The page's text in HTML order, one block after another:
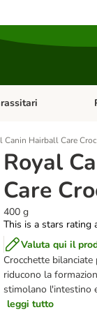
Gatti
Canin Hairball Care
Royal
Care
400 g
This is a stars rating
Valuta qui il
Crocchette
riducono la
stimolano l'intestino
leggi tutto